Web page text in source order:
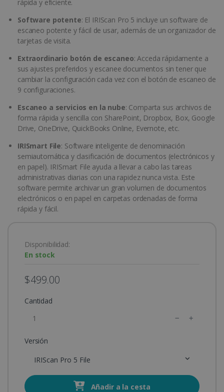
rápida y eficiente.
Software potente: El IRIScan Pro 5 incluye un software de
escaneo potente y fácil de usar, además de un organizador de
tarjetas de visita.
Extraordinario botón de escaneo: Acceda rápidamente a
sus ajustes preferidos y escanee documentos sin tener que
cambiar la configuración cada vez con el botón de escaneo de
9 configuraciones.
Escaneo a servicios en la nube: Comparta sus archivos de
forma rápida y sencilla con SharePoint, Dropbox, Box, Google
Drive, OneDrive, QuickBooks Online, Evernote, etc.
IRISmart File: Software inteligente de denominación
semiautomática y clasificación de documentos (electrónicos y
en papel). IRISmart File ayuda a llevar a cabo las tareas
administrativas diarias con una rapidez nunca vista. Este
software permite archivar un gran volumen de documentos
electrónicos o en papel en carpetas ordenadas de forma
rápida y fácil.
Disponibilidad:
En stock
$499.00
Cantidad
Versión
IRIScan Pro 5 File
Añadir a la cesta